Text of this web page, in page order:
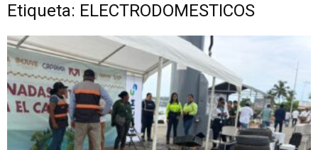
Etiqueta: ELECTRODOMESTICOS